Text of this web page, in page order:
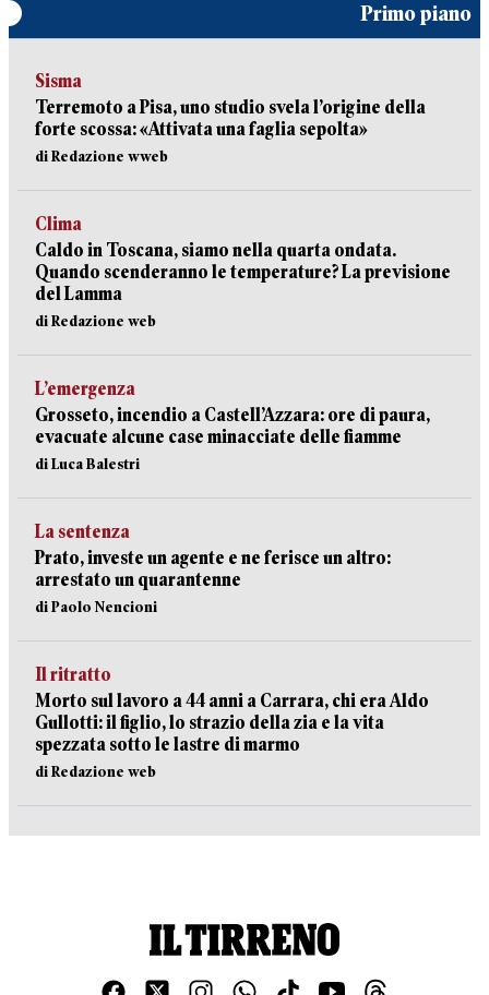
Primo piano
Sisma
Terremoto a Pisa, uno studio svela l’origine della
forte scossa: «Attivata una faglia sepolta»
di Redazione wweb
Clima
Caldo in Toscana, siamo nella quarta ondata.
Quando scenderanno le temperature? La previsione
del Lamma
di Redazione web
L’emergenza
Grosseto, incendio a Castell’Azzara: ore di paura,
evacuate alcune case minacciate delle fiamme
di Luca Balestri
La sentenza
Prato, investe un agente e ne ferisce un altro:
arrestato un quarantenne
di Paolo Nencioni
Il ritratto
Morto sul lavoro a 44 anni a Carrara, chi era Aldo
Gullotti: il figlio, lo strazio della zia e la vita
spezzata sotto le lastre di marmo
di Redazione web